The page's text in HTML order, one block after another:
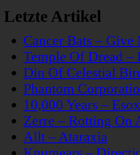
Letzte Artikel
Cancer Bats –
Temple Of Dread –
Din Of Celestial
Phantom
10,000 Years –
Zerre – Rotting On
Allt – Ataraxia